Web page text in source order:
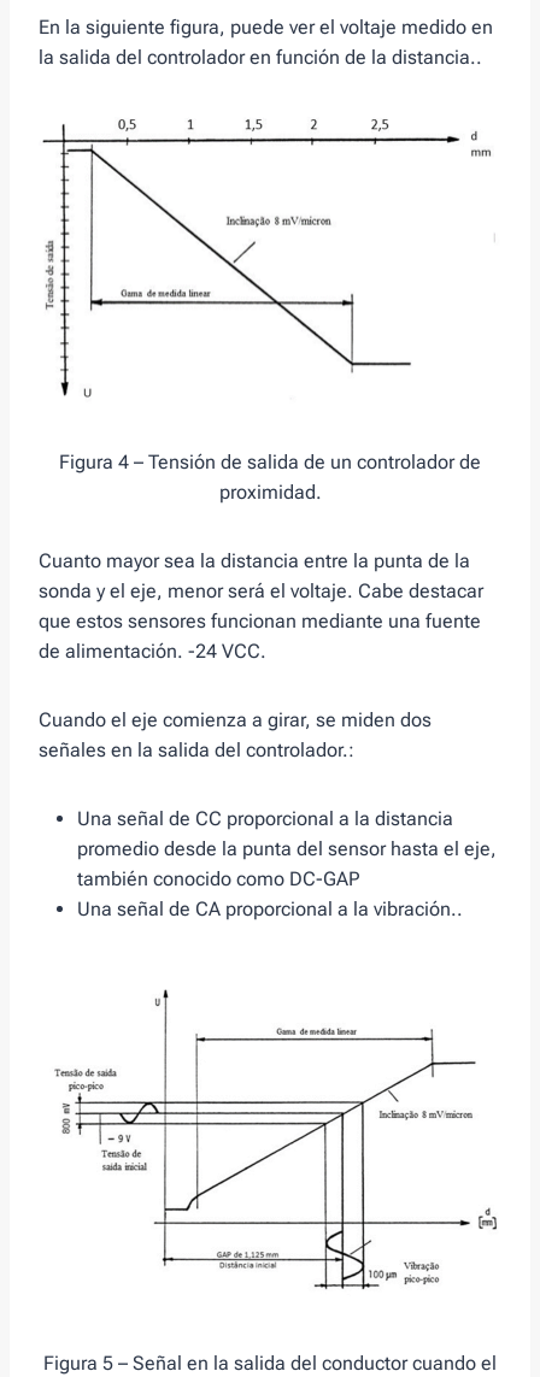
En la siguiente figura, puede ver el voltaje medido en
la salida del controlador en función de la distancia..
Figura 4 – Tensión de salida de un controlador de
proximidad.
Cuanto mayor sea la distancia entre la punta de la
sonda y el eje, menor será el voltaje. Cabe destacar
que estos sensores funcionan mediante una fuente
de alimentación. -24 VCC.
Cuando el eje comienza a girar, se miden dos
señales en la salida del controlador.:
Una señal de CC proporcional a la distancia
promedio desde la punta del sensor hasta el eje,
también conocido como DC-GAP
Una señal de CA proporcional a la vibración..
Figura 5 – Señal en la salida del conductor cuando el